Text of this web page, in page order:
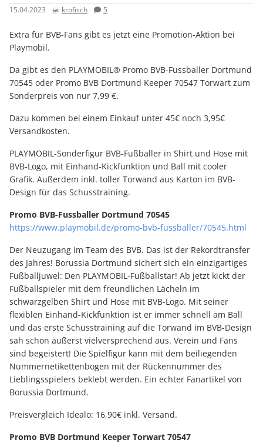
15.04.2023 krofisch 5
Extra für BVB-Fans gibt es jetzt eine Promotion-Aktion bei
Playmobil.
Da gibt es den PLAYMOBIL® Promo BVB-Fussballer Dortmund
70545 oder Promo BVB Dortmund Keeper 70547 Torwart zum
Sonderpreis von nur 7,99 €.
Dazu kommen bei einem Einkauf unter 45€ noch 3,95€
Versandkosten.
PLAYMOBIL-Sonderfigur BVB-Fußballer in Shirt und Hose mit
BVB-Logo, mit Einhand-Kickfunktion und Ball mit cooler
Grafik. Außerdem inkl. toller Torwand aus Karton im BVB-
Design für das Schusstraining.
Promo BVB-Fussballer Dortmund 70545
https://www.playmobil.de/promo-bvb-fussballer/70545.html
Der Neuzugang im Team des BVB. Das ist der Rekordtransfer
des Jahres! Borussia Dortmund sichert sich ein einzigartiges
Fußballjuwel: Den PLAYMOBIL-Fußballstar! Ab jetzt kickt der
Fußballspieler mit dem freundlichen Lächeln im
schwarzgelben Shirt und Hose mit BVB-Logo. Mit seiner
flexiblen Einhand-Kickfunktion ist er immer schnell am Ball
und das erste Schusstraining auf die Torwand im BVB-Design
sah schon äußerst vielversprechend aus. Verein und Fans
sind begeistert! Die Spielfigur kann mit dem beiliegenden
Nummernetikettenbogen mit der Rückennummer des
Lieblingsspielers beklebt werden. Ein echter Fanartikel von
Borussia Dortmund.
Preisvergleich Idealo: 16,90€ inkl. Versand.
Promo BVB Dortmund Keeper Torwart 70547